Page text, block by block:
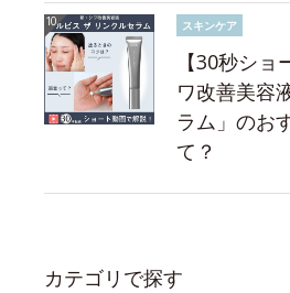
スキンケア
【30秒シ
ワ改善美容
ラム」のお
て？
カテゴリで探す